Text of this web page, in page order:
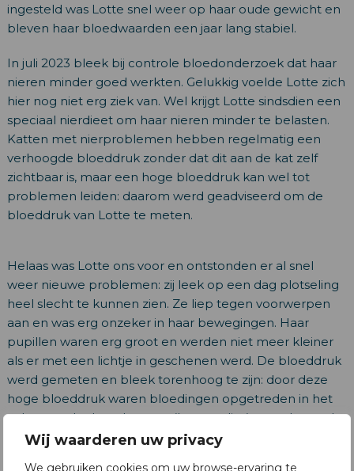
Wij waarderen uw privacy
We gebruiken cookies om uw browse-ervaring te
ingesteld was Lotte snel weer op haar oude gewicht en
bleven haar bloedwaarden een jaar lang stabiel.
In juli 2023 bleek bij controle bloedonderzoek dat haar
nieren minder goed werkten. Gelukkig voelde Lotte zich
hier nog niet erg ziek van. Wel krijgt Lotte sindsdien een
speciaal nierdieet om haar nieren minder te belasten.
Katten met nierproblemen hebben regelmatig een
verhoogde bloeddruk zonder dat dit aan de kat zelf
zichtbaar is, maar een hoge bloeddruk kan wel tot
problemen leiden: daarom werd geadviseerd om de
bloeddruk van Lotte te meten.
Helaas was Lotte ons voor en ontstonden er al snel
weer nieuwe problemen: zij leek op een dag plotseling
heel slecht te kunnen zien. Ze liep tegen voorwerpen
aan en was erg onzeker in haar bewegingen. Haar
pupillen waren erg groot en werden niet meer kleiner
als er met een lichtje in geschenen werd. De bloeddruk
werd gemeten en bleek torenhoog te zijn: door deze
hoge bloeddruk waren bloedingen opgetreden in het
achterste deel van het oog (het netvlies) met als gevolg
plotselinge blindheid.